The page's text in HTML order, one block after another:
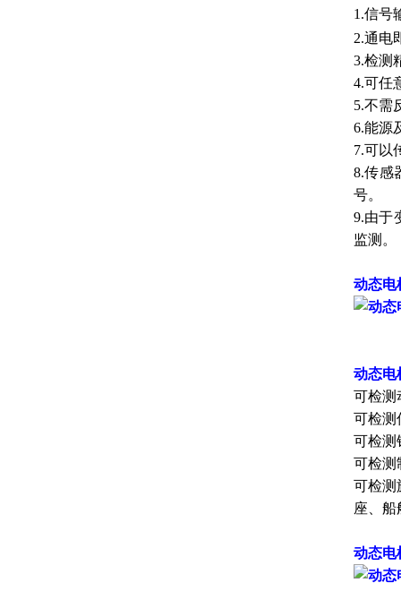
1.信号
2.通电
3.检测
4.可任
5.不需
6.能源
7.可以
8.传感
号。
9.由于
监测。
动态电
动态电
可检测
可检测
可检测
可检测
可检测
座、
动态电